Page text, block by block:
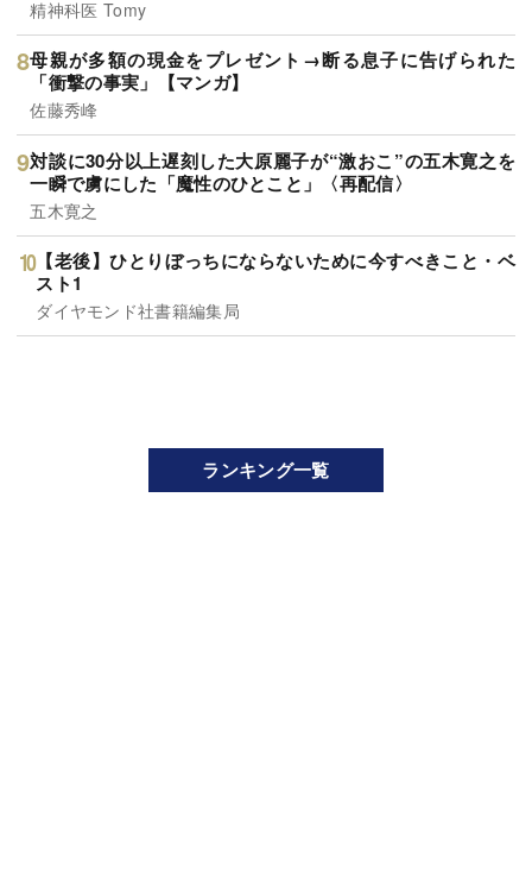
精神科医 Tomy
母親が多額の現金をプレゼント→断る息子に告げられた
「衝撃の事実」【マンガ】
佐藤秀峰
対談に30分以上遅刻した大原麗子が“激おこ”の五木寛之を
一瞬で虜にした「魔性のひとこと」〈再配信〉
五木寛之
【老後】ひとりぼっちにならないために今すべきこと・ベ
スト1
ダイヤモンド社書籍編集局
ランキング一覧